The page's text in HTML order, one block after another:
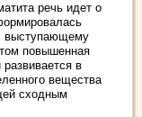
речь идет о
выступающему
повышенная
в
вещества
сходным